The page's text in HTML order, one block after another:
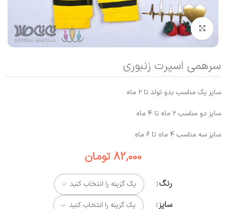
بزرگنمایی تصویر
سرهمی اسپرت زنبوری
سایز یک مناسب بدو تولد تا ۲ ماه
سایز دو مناسب ۲ ماه تا ۴ ماه
سایز سه مناسب ۴ ماه تا ۶ ماه
82,000 تومان
رنگ
سایز